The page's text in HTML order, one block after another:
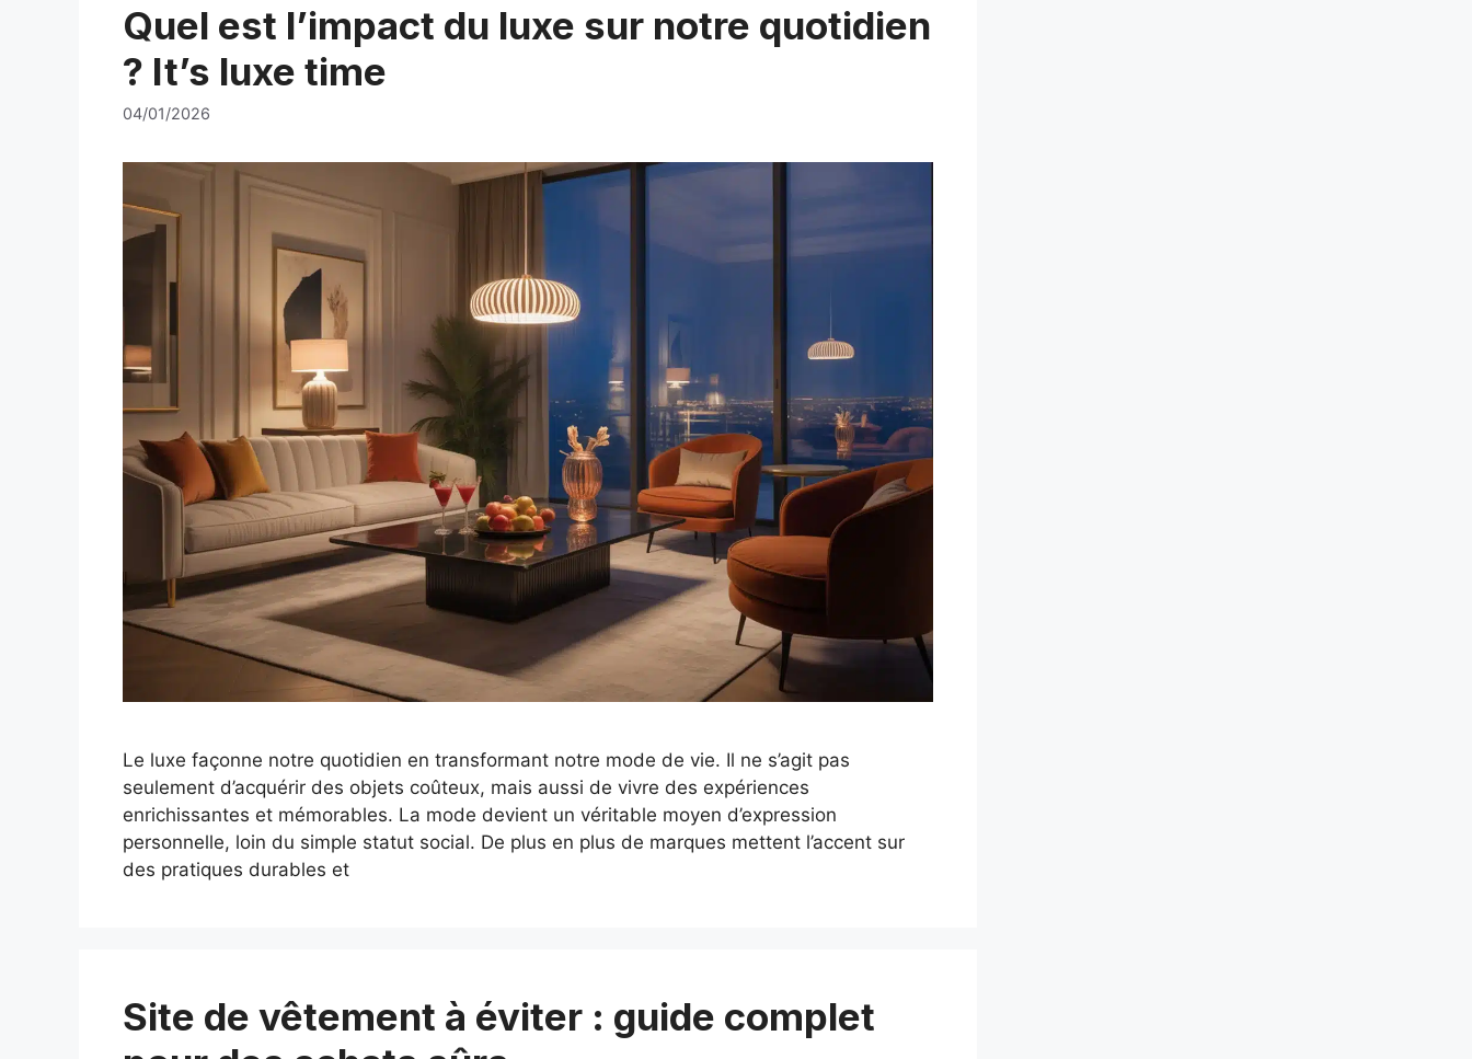
Quel est l’impact du luxe sur notre quotidien
? It’s luxe time
04/01/2026
Le luxe façonne notre quotidien en transformant notre mode de vie. Il ne s’agit pas
seulement d’acquérir des objets coûteux, mais aussi de vivre des expériences
enrichissantes et mémorables. La mode devient un véritable moyen d’expression
personnelle, loin du simple statut social. De plus en plus de marques mettent l’accent sur
des pratiques durables et
Site de vêtement à éviter : guide complet